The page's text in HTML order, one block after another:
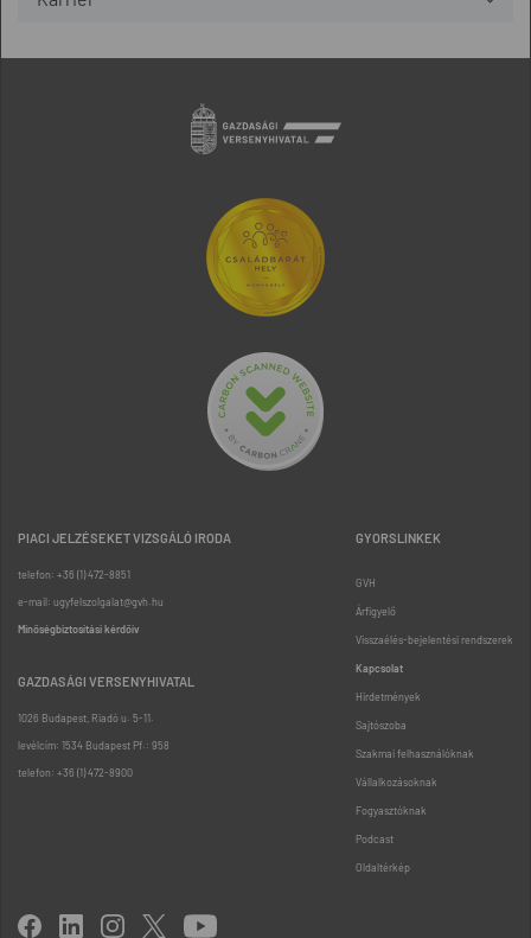
PIACI JELZÉSEKET VIZSGÁLÓ IRODA
telefon: +36 (1) 472-8851
e-mail: ugyfelszolgalat@gvh.hu
Minőségbiztosítási kérdőív
GAZDASÁGI VERSENYHIVATAL
1026 Budapest, Riadó u. 5-11.
levélcím: 1534 Budapest Pf.: 958
telefon: +36 (1) 472-8900
GYORSLINKEK
GVH
Árfigyelő
Visszaélés-bejelentési rendszerek
Kapcsolat
Hirdetmények
Sajtószoba
Szakmai felhasználóknak
Vállalkozásoknak
Fogyasztóknak
Podcast
Oldaltérkép